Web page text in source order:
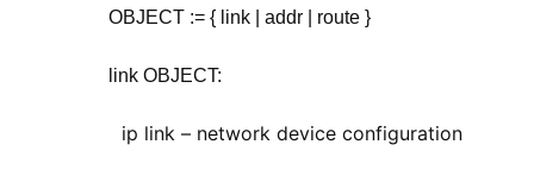
OBJECT := { link | addr | route }
link OBJECT:
ip link – network device configuration